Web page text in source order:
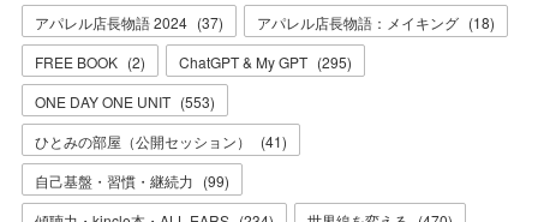
アパレル店長物語 2024 (37) アパレル店長物語：メイキング (18)
FREE BOOK (2) ChatGPT & My GPT (295)
ONE DAY ONE UNIT (553)
ひとみの部屋（公開セッション）
(41)
自己基盤・習慣・継続力 (99)